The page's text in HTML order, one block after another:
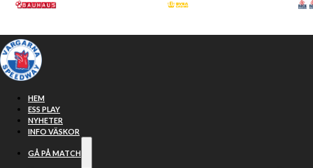
Hoppa till huvudinnehåll
HEM
ESS PLAY
NYHETER
INFO VÄSKOR
GÅ PÅ MATCH